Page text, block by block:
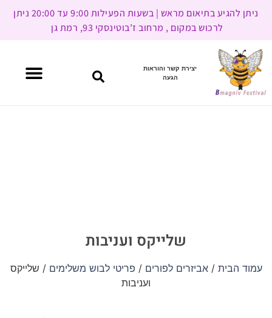
ניתן להגיע בתיאום מראש | בשעות הפעילות 9:00 עד 20:00 ניתן
לרכוש במקום , מרחוב ז’בוטינסקי 93, רמת גן
יצירת קשר והוראות
הגעה
שלייקס ועניבות
עמוד הבית /אביזרים לפורים / פריטי לבוש משלימים / שלייקס
ועניבות